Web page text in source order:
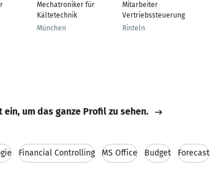
Mechatroniker für
Kältetechnik
München
Mitarbeiter
Vertriebssteuerung
Rinteln
ein, um das ganze Profil zu sehen.
Financial Controlling MS Office Budget Forecast